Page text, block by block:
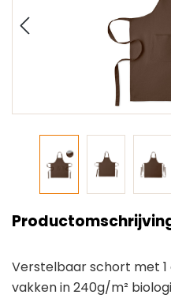
Verstelbaar schort met
vakken in 240g/m²